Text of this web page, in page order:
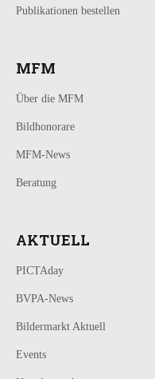
Publikationen bestellen
MFM
Über die MFM
Bildhonorare
MFM-News
Beratung
AKTUELL
PICTAday
BVPA-News
Bildermarkt Aktuell
Events